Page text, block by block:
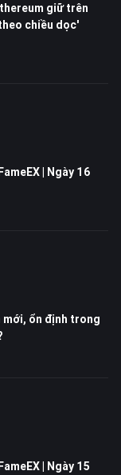
giữ trên
chiều dọc'
| Ngày 16
mới, ổn định trong
| Ngày 15